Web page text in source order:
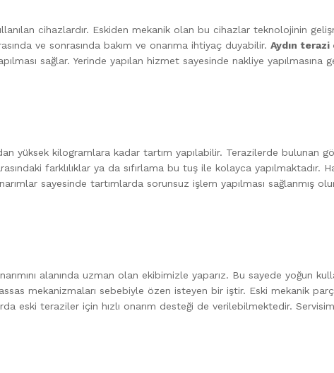
cihazlardır. Eskiden mekanik olan bu cihazlar teknolojinin
ve sonrasında bakım ve onarıma ihtiyaç duyabilir. Aydın terazi
sağlar. Yerinde yapılan hizmet sayesinde nakliye yapılmasına
yüksek kilogramlara kadar tartım yapılabilir. Terazilerde bulunan
farklılıklar ya da sıfırlama bu tuş ile kolayca yapılmaktadır.
sayesinde tartımlarda sorunsuz işlem yapılması sağlanmış
alanında uzman olan ekibimizle yaparız. Bu sayede yoğun
mekanizmaları sebebiyle özen isteyen bir iştir. Eski mekanik
eski teraziler için hızlı onarım desteği de verilebilmektedir.